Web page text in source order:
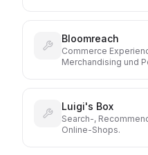
Bloomreach
Commerce
Merchandising und
Luigi's Box
Search-,
Online-Shops.